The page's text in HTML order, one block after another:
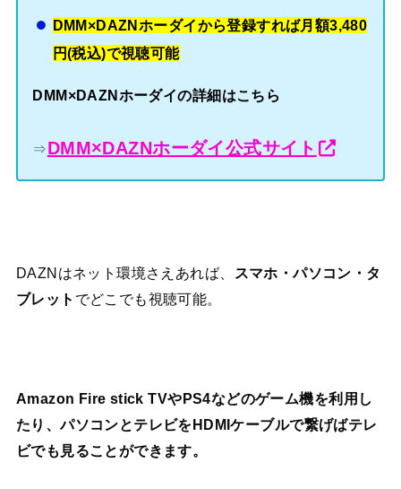
DMM×DAZNホーダイから登録すれば月額3,480
円(税込)で視聴可能
DMM×DAZNホーダイの詳細はこちら
⇒DMM×DAZNホーダイ公式サイト
DAZNはネット環境さえあれば、
スマホ・パソコン・タ
ブレット でどこでも視聴可能。
Amazon Fire stick TVやPS4などのゲーム機を利用し
たり、パソコンとテレビをHDMIケーブルで繋げばテレ
ビでも見ることができます。